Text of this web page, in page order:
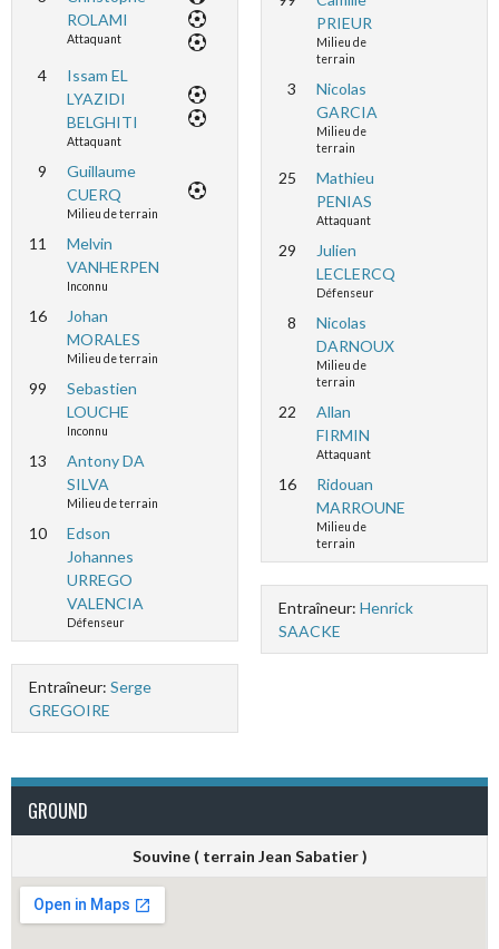
ROLAMI
Attaquant
4
Issam EL
LYAZIDI
BELGHITI
Attaquant
9
Guillaume
CUERQ
Milieu de terrain
11
Melvin
VANHERPEN
Inconnu
16
Johan
MORALES
Milieu de terrain
99
Sebastien
LOUCHE
Inconnu
13
Antony DA
SILVA
Milieu de terrain
10
Edson
Johannes
URREGO
VALENCIA
Défenseur
Entraîneur: Serge
GREGOIRE
PRIEUR
Milieu de
terrain
3
Nicolas
GARCIA
Milieu de
terrain
25
Mathieu
PENIAS
Attaquant
29
Julien
LECLERCQ
Défenseur
8
Nicolas
DARNOUX
Milieu de
terrain
22
Allan
FIRMIN
Attaquant
16
Ridouan
MARROUNE
Milieu de
terrain
Entraîneur: Henrick
SAACKE
GROUND
Souvine ( terrain Jean Sabatier )